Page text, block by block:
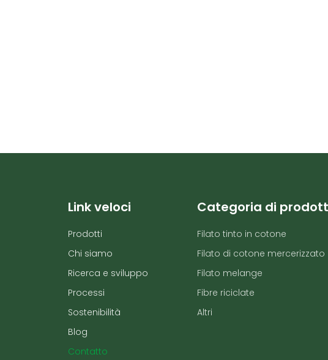
Link veloci
Prodotti
Chi siamo
Ricerca e sviluppo
Processi
Sostenibilità
Blog
Contatto
Categoria di
Filato tinto in cotone
Filato di cotone mercerizzato
Filato melange
Fibre riciclate
Altri